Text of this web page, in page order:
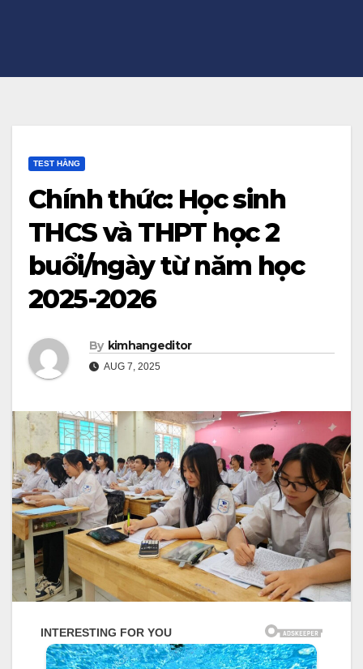
TEST HẰNG
Chính thức: Học sinh
THCS và THPT học 2
buổi/ngày từ năm học
2025-2026
By kimhangeditor
AUG 7, 2025